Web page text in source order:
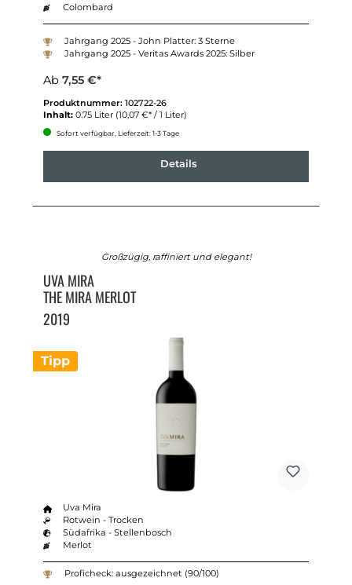
Colombard
Jahrgang 2025 - John Platter: 3 Sterne
Jahrgang 2025 - Veritas Awards 2025: Silber
Ab 7,55 €*
Produktnummer: 102722-26
Inhalt: 0.75 Liter (10,07 €* / 1 Liter)
Sofort verfügbar, Lieferzeit: 1-3 Tage
Details
Tipp
Großzügig, raffiniert und elegant!
UVA MIRA
THE MIRA MERLOT
2019
Uva Mira
Rotwein - Trocken
Südafrika - Stellenbosch
Merlot
Proficheck: ausgezeichnet (90/100)